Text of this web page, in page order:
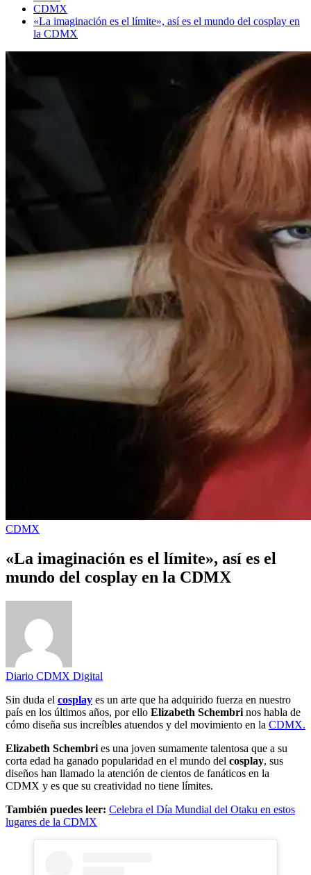
CDMX
«La imaginación es el límite», así es el mundo del cosplay en
la CDMX
CDMX
«La imaginación es el límite», así es el
mundo del cosplay en la CDMX
Diario CDMX Digital
Sin duda el cosplay es un arte que ha adquirido fuerza en nuestro
país en los últimos años, por ello Elizabeth Schembri nos habla de
cómo diseña sus increíbles atuendos y del movimiento en la CDMX.
Elizabeth Schembri es una joven sumamente talentosa que a su
corta edad ha ganado popularidad en el mundo del cosplay, sus
diseños han llamado la atención de cientos de fanáticos en la
CDMX y es que su creatividad no tiene límites.
También puedes leer: Celebra el Día Mundial del Otaku en estos
lugares de la CDMX